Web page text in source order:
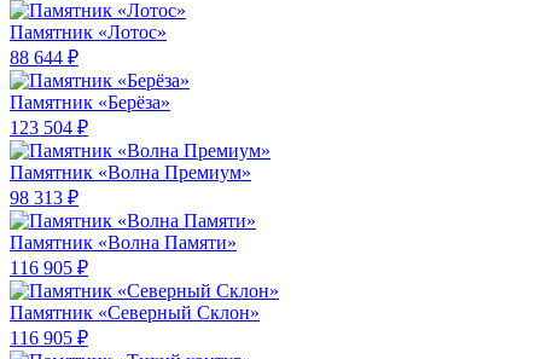
Памятник «Лотос»
88 644 ₽
Памятник «Берёза»
123 504 ₽
Памятник «Волна Премиум»
98 313 ₽
Памятник «Волна Памяти»
116 905 ₽
Памятник «Северный Склон»
116 905 ₽